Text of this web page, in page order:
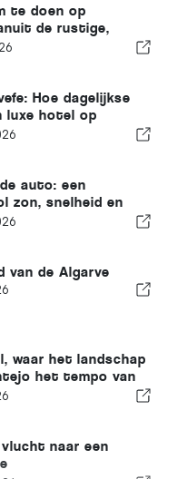
te doen op
de rustige,
van Yasam
Hoe dagelijkse
luxe hotel op
auto: een
zon, snelheid en
van de Algarve
waar het landschap
het tempo van
naar een